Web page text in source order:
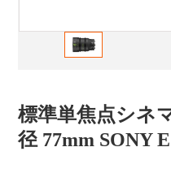
標準単焦点シネ
径 77mm SONY